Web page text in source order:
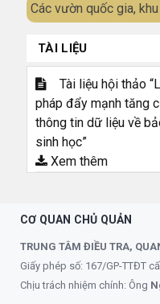
Các vườn quốc gia,
TÀI LIỆU
Tài liệu hội thảo
pháp đẩy mạnh tăng
thông tin dữ liệu về
sinh học”
Xem thêm
CƠ QUAN CHỦ QUẢN
TRUNG TÂM ĐIỀU TRA,
Giấy phép số: 167/GP-TTĐT
Chịu trách nhiệm chính: Ông